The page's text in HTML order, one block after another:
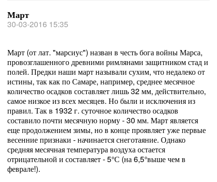
Март
30-03-2016 15:35
Март (от лат. "марсиус") назван в честь бога войны Марса,
провозглашенного древними римлянами защитником стад и
полей. Предки наши март называли сухим, что недалеко от
истины, так как по Самаре, например, среднее месячное
количество осадков составляет лишь 32 мм, действительно,
самое низкое из всех месяцев. Но были и исключения из
правил. Так в 1932 г. суточное количество осадков
составило почти месячную норму - 30 мм. Март является
еще продолжением зимы, но в конце проявляет уже первые
весенние признаки - начинается снеготаяние. Однако
средняя месячная температура воздуха остается
отрицательной и составляет - 5°С (на 6,5°выше чем в
феврале!).